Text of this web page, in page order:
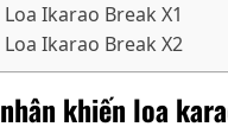
Loa Ikarao Break X1
Loa Ikarao Break X2
khiến loa